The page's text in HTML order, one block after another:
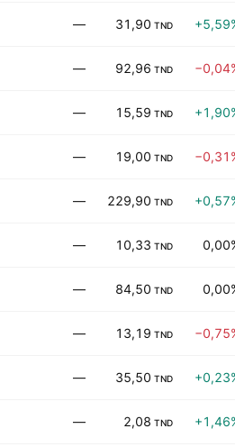
— 31,90 TND
— 92,96 TND
— 15,59 TND
— 19,00 TND
— 229,90 TND
— 10,33 TND
— 84,50 TND
— 13,19 TND
— 35,50 TND
— 2,08 TND